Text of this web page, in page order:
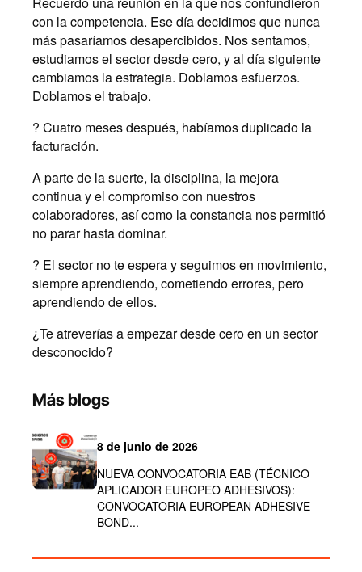
con la competencia. Ese día decidimos que nunca
más pasaríamos desapercibidos. Nos sentamos,
estudiamos el sector desde cero, y al día siguiente
cambiamos la estrategia. Doblamos esfuerzos.
Doblamos el trabajo.
? Cuatro meses después, habíamos duplicado la
facturación.
A parte de la suerte, la disciplina, la mejora
continua y el compromiso con nuestros
colaboradores, así como la constancia nos permitió
no parar hasta dominar.
? El sector no te espera y seguimos en movimiento,
siempre aprendiendo, cometiendo errores, pero
aprendiendo de ellos.
¿Te atreverías a empezar desde cero en un sector
desconocido?
Más blogs
8 de junio de 2026
NUEVA CONVOCATORIA EAB (TÉCNICO
APLICADOR EUROPEO ADHESIVOS):
CONVOCATORIA EUROPEAN ADHESIVE
BOND...